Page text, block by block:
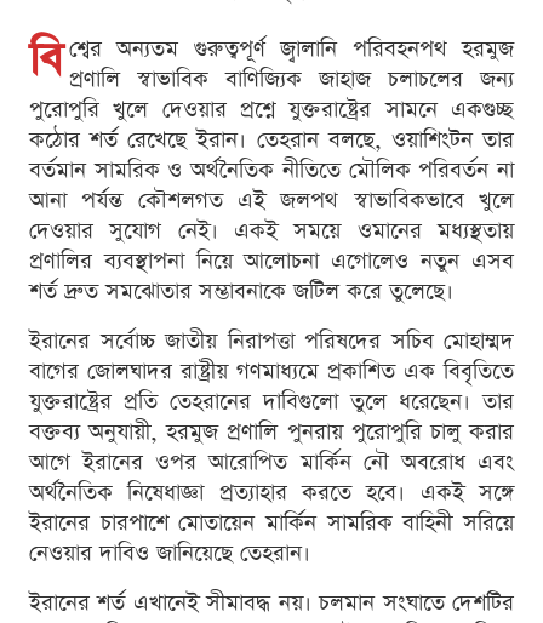
বি শ্বের অন্যতম গুরুত্বপূর্ণ জ্বালানি পরিবহনপথ হরমুজ
প্রণালি স্বাভাবিক বাণিজ্যিক জাহাজ চলাচলের জন্য
পুরোপুরি খুলে দেওয়ার প্রশ্নে যুক্তরাষ্ট্রের সামনে একগুচ্ছ
কঠোর শর্ত রেখেছে ইরান। তেহরান বলছে, ওয়াশিংটন তার
বর্তমান সামরিক ও অর্থনৈতিক নীতিতে মৌলিক পরিবর্তন না
আনা পর্যন্ত কৌশলগত এই জলপথ স্বাভাবিকভাবে খুলে
দেওয়ার সুযোগ নেই। একই সময়ে ওমানের মধ্যস্থতায়
প্রণালির ব্যবস্থাপনা নিয়ে আলোচনা এগোলেও নতুন এসব
শর্ত দ্রুত সমঝোতার সম্ভাবনাকে জটিল করে তুলেছে।
ইরানের সর্বোচ্চ জাতীয় নিরাপত্তা পরিষদের সচিব মোহাম্মদ
বাগের জোলঘাদর রাষ্ট্রীয় গণমাধ্যমে প্রকাশিত এক বিবৃতিতে
যুক্তরাষ্ট্রের প্রতি তেহরানের দাবিগুলো তুলে ধরেছেন। তার
বক্তব্য অনুযায়ী, হরমুজ প্রণালি পুনরায় পুরোপুরি চালু করার
আগে ইরানের ওপর আরোপিত মার্কিন নৌ অবরোধ এবং
অর্থনৈতিক নিষেধাজ্ঞা প্রত্যাহার করতে হবে। একই সঙ্গে
ইরানের চারপাশে মোতায়েন মার্কিন সামরিক বাহিনী সরিয়ে
নেওয়ার দাবিও জানিয়েছে তেহরান।
ইরানের শর্ত এখানেই সীমাবদ্ধ নয়। চলমান সংঘাতে দেশটির